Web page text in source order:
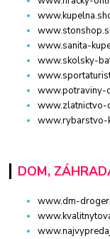
www.sanita-
www.skolsky-
www.potraviny-
www.zlatnictvo-
www.rybarstvo-
DOM,
www.dm-